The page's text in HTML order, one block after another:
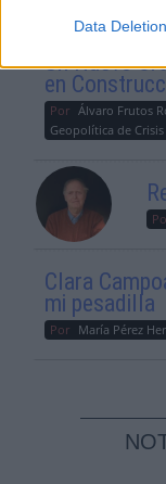
Data Deletion
El Conflicto
Un Nuevo
en
Por Álvaro Frutos
Geopolítica de Crisis
Clara
mi pesadilla
Por María Pérez